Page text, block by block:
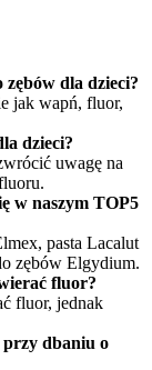
zębów dla dzieci?
jak wapń, fluor,
dzieci?
uwagę na
w naszym TOP5
pasta Lacalut
zębów Elgydium.
fluor?
fluor, jednak
przy dbaniu o